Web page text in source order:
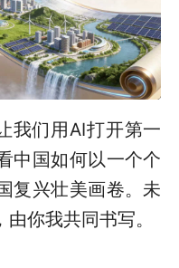
我们用AI打开第一
中国如何以一个个
复兴壮美画卷。未
你我共同书写。